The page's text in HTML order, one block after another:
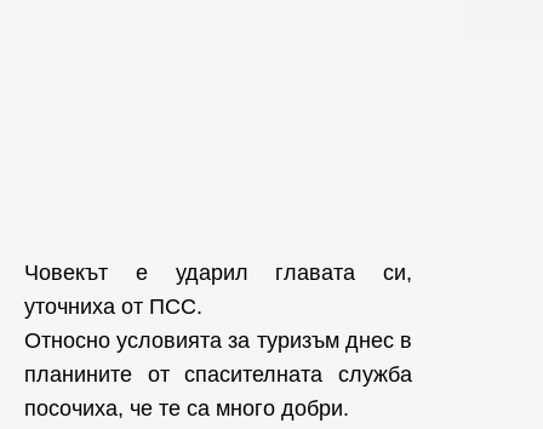
Човекът е ударил главата си,
уточниха от ПСС.
Относно условията за туризъм днес в
планините от спасителната служба
посочиха, че те са много добри.